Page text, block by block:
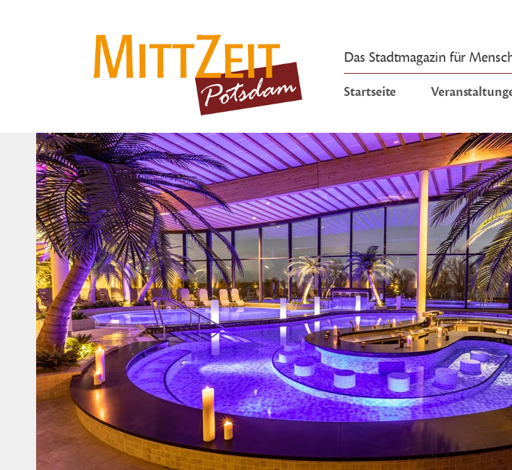
Das Stadtmagazin für
Startseite